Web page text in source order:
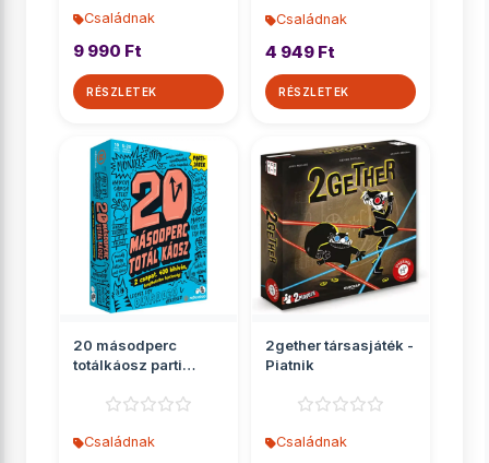
Családnak
9 990 Ft
RÉSZLETEK
Családnak
4 949 Ft
RÉSZLETEK
20 másodperc
totálkáosz parti
Családnak
2gether társasjáték -
Piatnik
Családnak